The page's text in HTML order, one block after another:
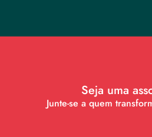
Seja uma
Junte-se a quem